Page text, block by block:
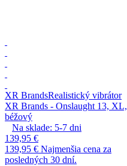
XR BrandsRealistický vibrátor
XR Brands - Onslaught 13, XL,
béžový
Na sklade: 5-7 dni
139,95 €
139,95 € Najmenšia cena za
posledných 30 dní.